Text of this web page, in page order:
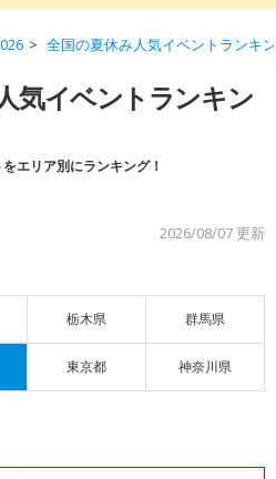
全国の夏休み人気イベントランキ
気イベントランキン
エリア別にランキング！
2026/08/07 更新
栃木県 群馬県
東京都 神奈川県